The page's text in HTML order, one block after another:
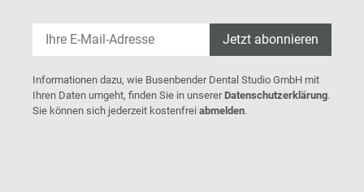
Jetzt abonnieren
Informationen dazu, wie Busenbender Dental Studio GmbH mit
Ihren Daten umgeht, finden Sie in unsererDatenschutzerklärung.
Sie können sich jederzeit kostenfrei abmelden.